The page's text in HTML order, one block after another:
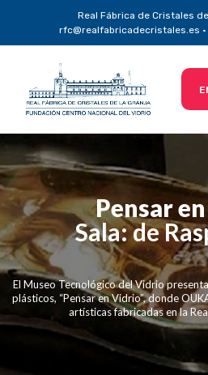
Real Fábrica de Cristales
rfc@realfabricadecristales.es
Pensar
Sala: de
El Museo Tecnológico del Vidrio
plásticos, “Pensar en Vidrio”, donde
artísticas fabricadas en la